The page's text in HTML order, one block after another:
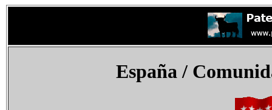
España/